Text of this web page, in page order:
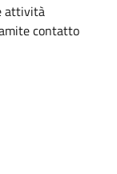
attività
contatto